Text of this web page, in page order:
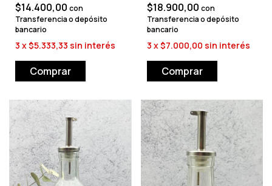
$14.400,00 con
Transferencia o depósito
bancario
3 x$5.333,33 sin interés
$18.900,00 con
Transferencia o depósito
bancario
3 x$7.000,00 sin interés